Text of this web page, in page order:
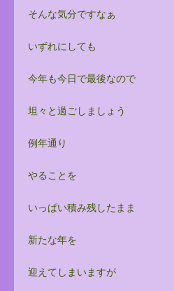
そんな気分ですなぁ
いずれにしても
今年も今日で最後なので
坦々と過ごしましょう
例年通り
やることを
いっぱい積み残したまま
新たな年を
迎えてしまいますが